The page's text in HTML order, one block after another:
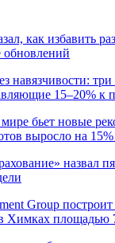
как избавить
обновлений
навязчивости: три
15–20% к
бьет новые
выросло на 15%
назвал
Group
Химках площадью